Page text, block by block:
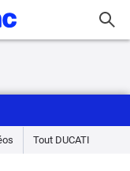
Tout DUCATI